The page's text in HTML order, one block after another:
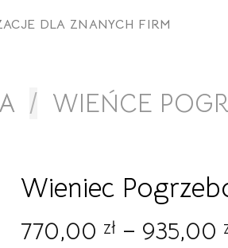
DLA ZNANYCH FIRM
/ WIEŃCE
Wieniec
770,00 zł – 935,00